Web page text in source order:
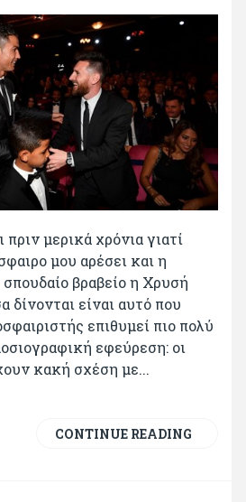
πριν μερικά χρόνια γιατί
μου αρέσει και η
βραβείο η Χρυσή
είναι αυτό που
επιθυμεί πιο πολύ
εφεύρεση: οι
κακή σχέση με...
CONTINUE READING